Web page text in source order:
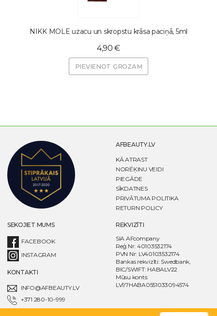
NIKK MOLE uzacu un skropstu krāsa paciņā, 5ml
4,90 €
PIEVIENOT GROZAM
AFBEAUTY.LV
KĀ ATRAST
NORĒĶINU VEIDI
PIEGĀDE
SĪKDATNES
PRIVĀTUMA POLITIKA
RETURN POLICY
SEKOJIET MUMS
FACEBOOK
INSTAGRAM
KONTAKTI
INFO@AFBEAUTY.LV
+371 280-10-999
REKVIZĪTI
SIA AFcompany
Reģ.Nr: 40103532174
PVN Nr: LV40103532174
Bankas rekvizīti: Swedbank,
BIC/SWIFT: HABALV22
Mūsu konts:
LV97HABA0551033094574